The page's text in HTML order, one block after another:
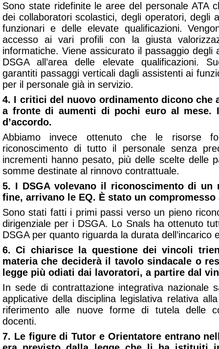
Sono state ridefinite le aree del personale ATA
dei collaboratori scolastici, degli operatori, degli
funzionari e delle elevate qualificazioni.
accesso ai vari profili con la giusta
informatiche. Viene assicurato il passaggio degli
DSGA all’area delle elevate qualificazioni.
garantiti passaggi verticali dagli assistenti ai
per il personale già in servizio.
4. I critici del nuovo ordinamento dicono che
a fronte di aumenti di pochi euro al mese.
d’accordo.
Abbiamo invece ottenuto che le risorse
riconoscimento di tutto il personale senza
incrementi hanno pesato, più delle scelte delle
somme destinate al rinnovo contrattuale.
5. I DSGA volevano il riconoscimento di un
fine, arrivano le EQ. È stato un
Sono stati fatti i primi passi verso un pieno
dirigenziale per i DSGA. Lo Snals ha ottenuto
DSGA per quanto riguarda la durata dell’incarico
6. Ci chiarisce la questione dei vincoli
materia che deciderà il tavolo sindacale o
legge più odiati dai lavoratori, a partire dal
In sede di contrattazione integrativa nazionale
applicative della disciplina legislativa relativa
riferimento alle nuove forme di tutela delle
docenti.
7. Le figure di Tutor e Orientatore entrano